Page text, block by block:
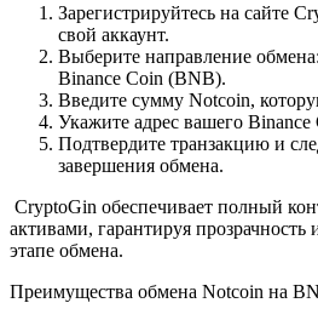
Зарегистрируйтесь на сайте
свой аккаунт.
Выберите направление
Binance Coin (BNB).
Введите сумму Notcoin,
Укажите адрес вашего Binance
Подтвердите транзакцию и
завершения обмена.
CryptoGin обеспечивает полный
активами, гарантируя
этапе обмена.
Преимущества обмена Notcoin на